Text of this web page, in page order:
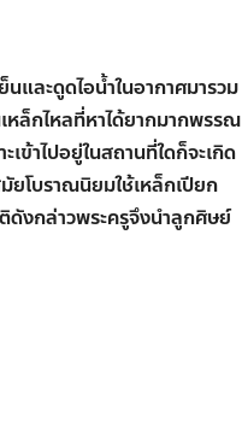
ละดูดไอน้ำในอากาศมารวม
หล็กไหลที่หาได้ยากมากพรรณ
ข้าไปอยู่ในสถานที่ใดก็จะเกิด
ยโบราณนิยมใช้เหล็กเปียก
งกล่าวพระครูจึงนำลูกศิษย์